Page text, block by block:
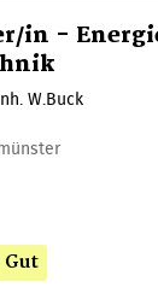
in -
W.Buck
Gut